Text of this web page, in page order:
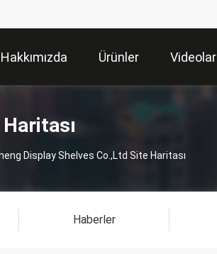
Hakkımızda Ürünler Videolar
Display Shelves Co.,Ltd Site Haritası
Haberler